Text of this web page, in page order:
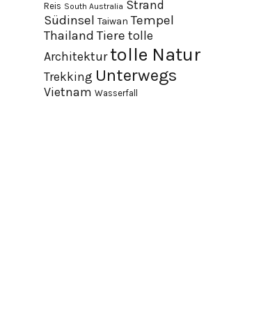
Reis South Australia Strand
Südinsel Taiwan Tempel
Thailand Tiere tolle
Architektur tolle Natur
Trekking Unterwegs
Vietnam Wasserfall